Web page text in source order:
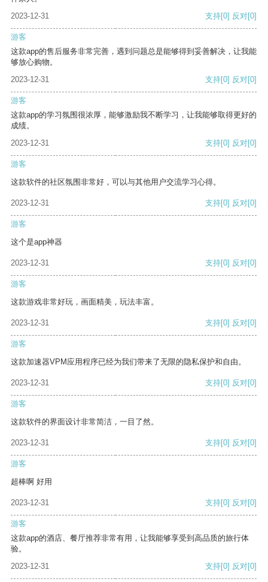
2023-12-31
支持[0] 反对[0]
游客
这款app的售后服务非常完善，遇到问题总是能够得到妥善解决，让我能
够放心购物。
2023-12-31
支持[0] 反对[0]
游客
这款app的学习氛围很浓厚，能够激励我不断学习，让我能够取得更好的
成绩。
2023-12-31
支持[0] 反对[0]
游客
这款软件的社区氛围非常好，可以与其他用户交流学习心得。
2023-12-31 支持[0] 反对[0]
游客
这个是app神器
2023-12-31 支持[0] 反对[0]
游客
这款游戏非常好玩，画面精美，玩法丰富。
2023-12-31 支持[0] 反对[0]
游客
这款加速器VPM应用程序已经为我们带来了无限的隐私保护和自由。
2023-12-31 支持[0] 反对[0]
游客
这款软件的界面设计非常简洁，一目了然。
2023-12-31 支持[0] 反对[0]
游客
超棒啊 好用
2023-12-31 支持[0] 反对[0]
游客
这款app的酒店、餐厅推荐非常有用，让我能够享受到高品质的旅行体
验。
2023-12-31
支持[0] 反对[0]